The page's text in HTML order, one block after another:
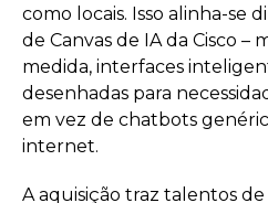
como locais. Isso alinha-se
de Canvas de IA da Cisco –
medida, interfaces
desenhadas para
em vez de chatbots
internet.
A aquisição traz talentos